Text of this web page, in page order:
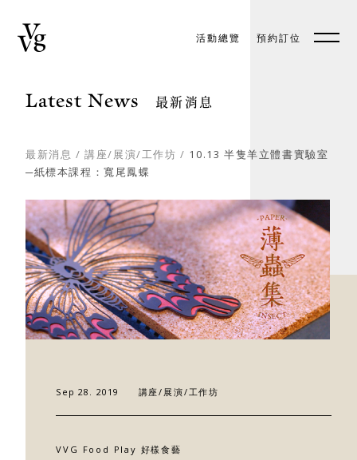
活動總覽 預約訂位
預約訂位 EN
Latest News 最新消息
最新消息 /講座/展演/工作坊 / 10.13 半隻羊立體書實驗室
─紙標本課程：寬尾鳳蝶
Sep 28. 2019 講座/展演/工作坊
VVG Food Play 好樣食藝